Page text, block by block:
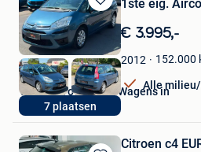
Bewaren
in
Mijn
Favorieten
7 plaatsen
1ste eig.
€ 3.995,-
2012 152.000
Alle
V-Cars - Voordelige Wagens in
Lebbeke
Citroen c4